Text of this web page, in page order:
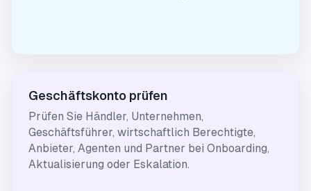
Geschäftskonto prüfen
Prüfen Sie Händler, Unternehmen,
Geschäftsführer, wirtschaftlich Berechtigte,
Anbieter, Agenten und Partner bei Onboarding,
Aktualisierung oder Eskalation.